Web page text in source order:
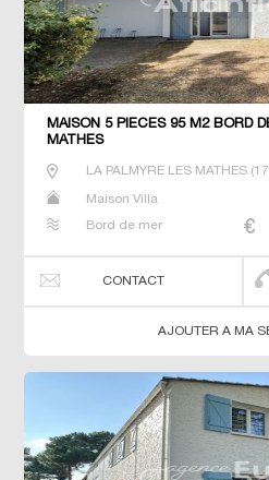
MAISON 5 PIECES 95 M2 BORD
MATHES
LA PALMYRE LES MATHES(
Maison Villa
Bord de mer
CONTACT
AJOUTER A MA